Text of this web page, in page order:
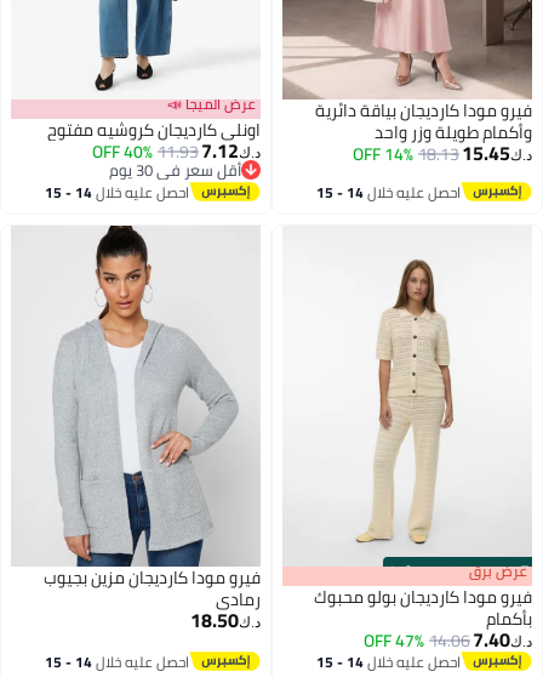
فيرو مودا كارديجان بياقة دائرية
وأكمام طويلة وزر واحد
د.ك‏15.45
18.13
14% OFF
احصل عليه خلال 14 - 15
عرض الميجا 📣
اونلي كارديجان كروشيه مفتوح
د.ك‏7.12
11.93
40% OFF
أقل سعر في 30 يوم
أقل سعر في 30 يوماحصل عليه خلال 14 - 15
00m:00s
·
100% Left عرض برق
فيرو مودا كارديجان بولو محبوك
بأكمام
د.ك‏7.40
14.06
47% OFF
احصل عليه خلال 14 - 15
فيرو مودا كارديجان مزين بجيوب
رمادي
د.ك‏18.50
احصل عليه خلال 14 - 15